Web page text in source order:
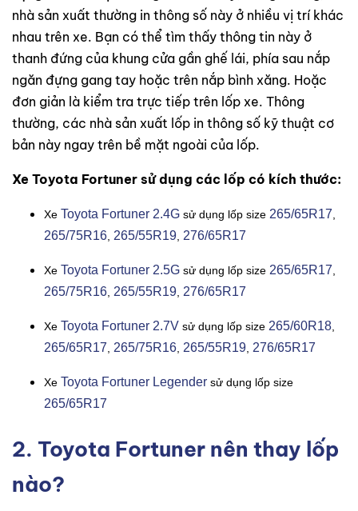
nhà sản xuất thường in thông số này ở nhiều vị trí khác
nhau trên xe. Bạn có thể tìm thấy thông tin này ở
thanh đứng của khung cửa gần ghế lái, phía sau nắp
ngăn đựng gang tay hoặc trên nắp bình xăng. Hoặc
đơn giản là kiểm tra trực tiếp trên lốp xe. Thông
thường, các nhà sản xuất lốp in thông số kỹ thuật cơ
bản này ngay trên bề mặt ngoài của lốp.
Xe Toyota Fortuner sử dụng các lốp có kích thước:
Xe Toyota Fortuner 2.4G sử dụng lốp size 265/65R17
265/75R16 265/55R19 276/65R17
Xe Toyota Fortuner 2.5G sử dụng lốp size 265/65R17
265/75R16 265/55R19 276/65R17
Xe Toyota Fortuner 2.7V sử dụng lốp size 265/60R18
265/65R17 265/75R16 265/55R19 276/65R17
Xe Toyota Fortuner Legender sử dụng lốp size
265/65R17
2. Toyota Fortuner nên thay lốp
nào?